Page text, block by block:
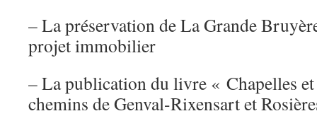
– La préservation de La Grande
projet immobilier
– La publication du livre « Chapelles et
chemins de Genval-Rixensart et